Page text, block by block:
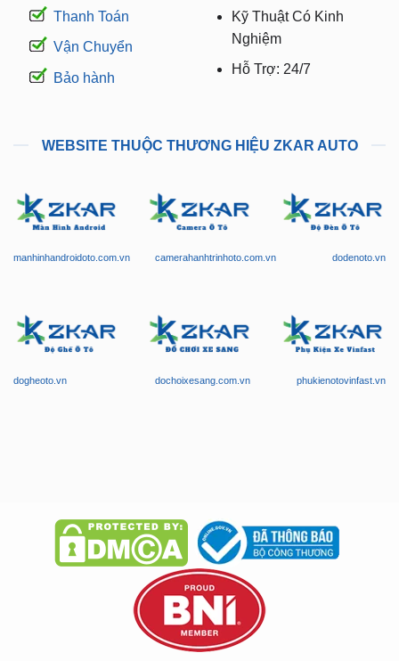
Thanh Toán
Vận Chuyển
Bảo hành
Kỹ Thuật Có Kinh
Nghiệm
Hỗ Trợ: 24/7
WEBSITE THUỘC THƯƠNG HIỆU ZKAR AUTO
manhinhandroidoto.com.vn camerahanhtrinhoto.com.vn dodenoto.vn
dogheoto.vn dochoixesang.com.vn phukienotovinfast.vn